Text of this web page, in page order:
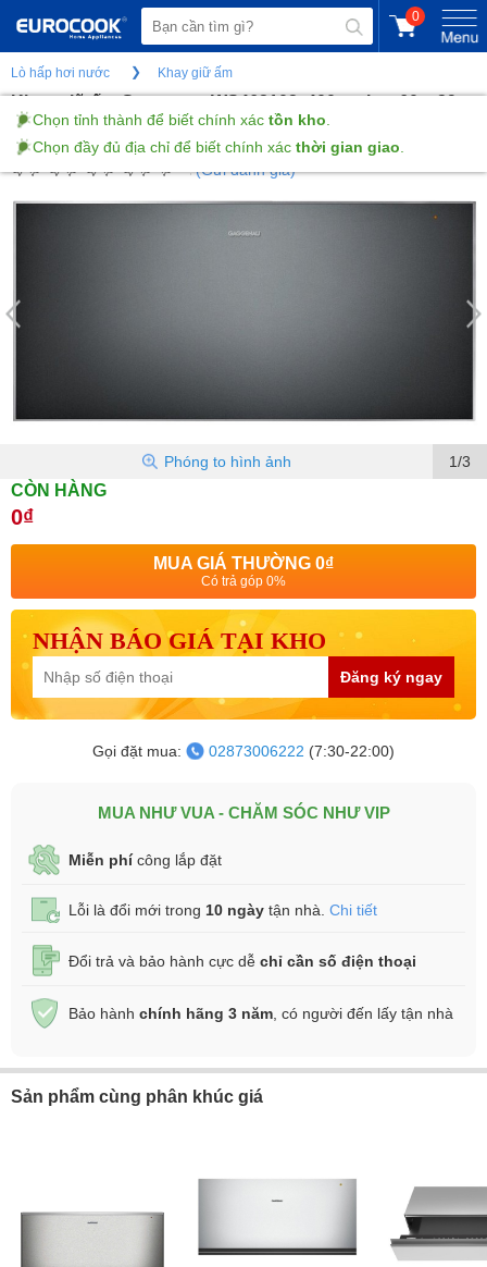
0
Lò hấp hơi nước Khay giữ ấm
Khay giữ ấm Gaggenau WS462102, 400 series, 60 x 29
cm
(Gửi đánh giá)
1/3
Phóng to hình ảnh
CÒN HÀNG
0₫
MUA GIÁ THƯỜNG 0₫
Có trả góp 0%
NHẬN BÁO GIÁ TẠI KHO
Đăng ký ngay
Gọi đặt mua: 02873006222 (7:30-22:00)
MUA NHƯ VUA - CHĂM SÓC NHƯ VIP
Miễn phícông lắp đặt
Lỗi là đổi mới trong 10 ngày tận nhà. Chi tiết
Đổi trả và bảo hành cực dễ chỉ cần số điện thoại
Bảo hành chính hãng 3 năm , có người đến lấy tận nhà
Sản phẩm cùng phân khúc giá